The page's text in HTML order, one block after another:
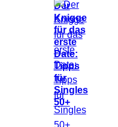
Der
Knigge
für das
erste
Date:
Tipps
für
Singles
50+